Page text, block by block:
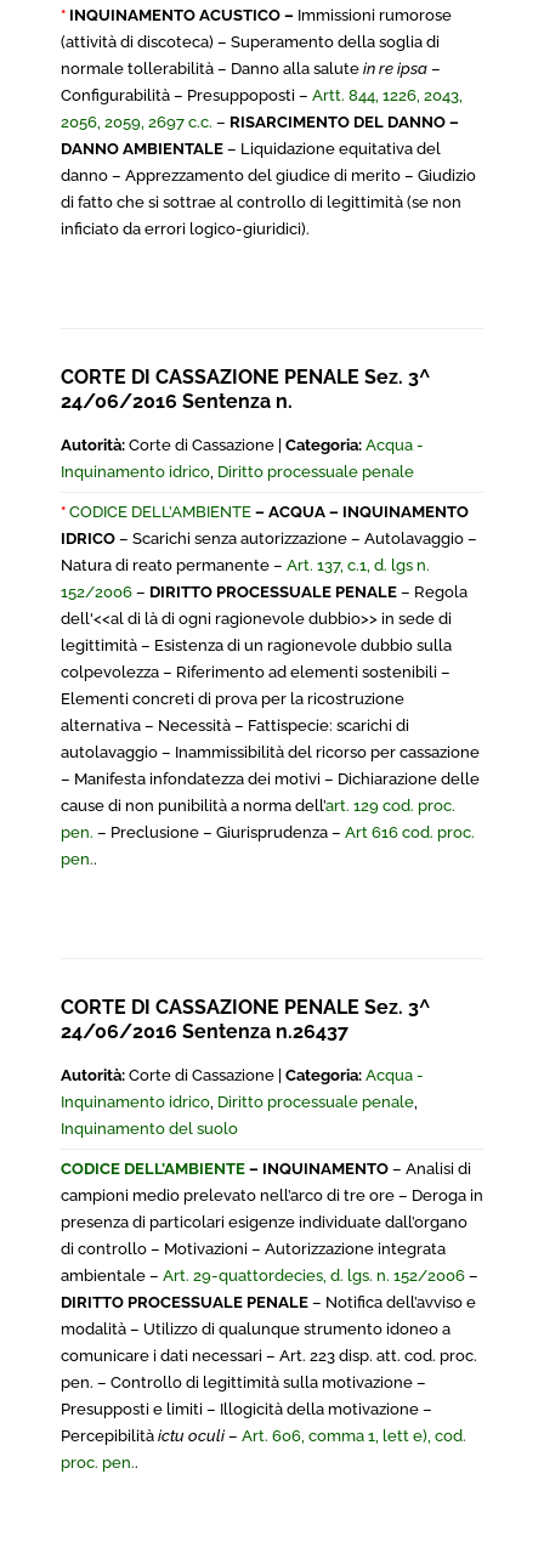
* INQUINAMENTO ACUSTICO – Immissioni rumorose
(attività di discoteca) – Superamento della soglia di
normale tollerabilità – Danno alla salute in re ipsa –
Configurabilità – Presuppoposti – Artt. 844, 1226, 2043,
2056, 2059, 2697 c.c. – RISARCIMENTO DEL DANNO –
DANNO AMBIENTALE – Liquidazione equitativa del
danno – Apprezzamento del giudice di merito – Giudizio
di fatto che si sottrae al controllo di legittimità (se non
inficiato da errori logico-giuridici).
CORTE DI CASSAZIONE PENALE Sez. 3^
24/06/2016 Sentenza n.
Autorità: Corte di Cassazione | Categoria: Acqua -
Inquinamento idrico, Diritto processuale penale
* CODICE DELL’AMBIENTE – ACQUA – INQUINAMENTO
IDRICO – Scarichi senza autorizzazione – Autolavaggio –
Natura di reato permanente – Art. 137, c.1, d. lgs n.
152/2006 – DIRITTO PROCESSUALE PENALE – Regola
dell'<<al di là di ogni ragionevole dubbio>> in sede di
legittimità – Esistenza di un ragionevole dubbio sulla
colpevolezza – Riferimento ad elementi sostenibili –
Elementi concreti di prova per la ricostruzione
alternativa – Necessità – Fattispecie: scarichi di
autolavaggio – Inammissibilità del ricorso per cassazione
– Manifesta infondatezza dei motivi – Dichiarazione delle
cause di non punibilità a norma dell’art. 129 cod. proc.
pen. – Preclusione – Giurisprudenza – Art 616 cod. proc.
pen..
CORTE DI CASSAZIONE PENALE Sez. 3^
24/06/2016 Sentenza n.26437
Autorità: Corte di Cassazione | Categoria: Acqua -
Inquinamento idrico, Diritto processuale penale,
Inquinamento del suolo
CODICE DELL’AMBIENTE – INQUINAMENTO – Analisi di
campioni medio prelevato nell’arco di tre ore – Deroga in
presenza di particolari esigenze individuate dall’organo
di controllo – Motivazioni – Autorizzazione integrata
ambientale – Art. 29-quattordecies, d. lgs. n. 152/2006 –
DIRITTO PROCESSUALE PENALE – Notifica dell’avviso e
modalità – Utilizzo di qualunque strumento idoneo a
comunicare i dati necessari – Art. 223 disp. att. cod. proc.
pen. – Controllo di legittimità sulla motivazione –
Presupposti e limiti – Illogicità della motivazione –
Percepibilità ictu oculi – Art. 606, comma 1, lett e), cod.
proc. pen..